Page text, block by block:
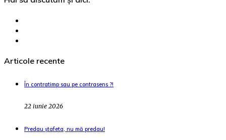
Articole recente
În contratimp sau pe contrasens ?!
22 iunie 2026
Predau ștafeta, nu mă predau!